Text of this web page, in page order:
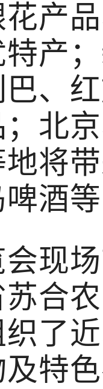
产
产
、
北
将
酒
会现
苏合
了
特